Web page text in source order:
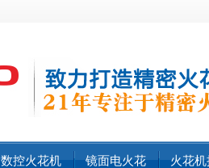
数控火花机 镜面电火花 火花